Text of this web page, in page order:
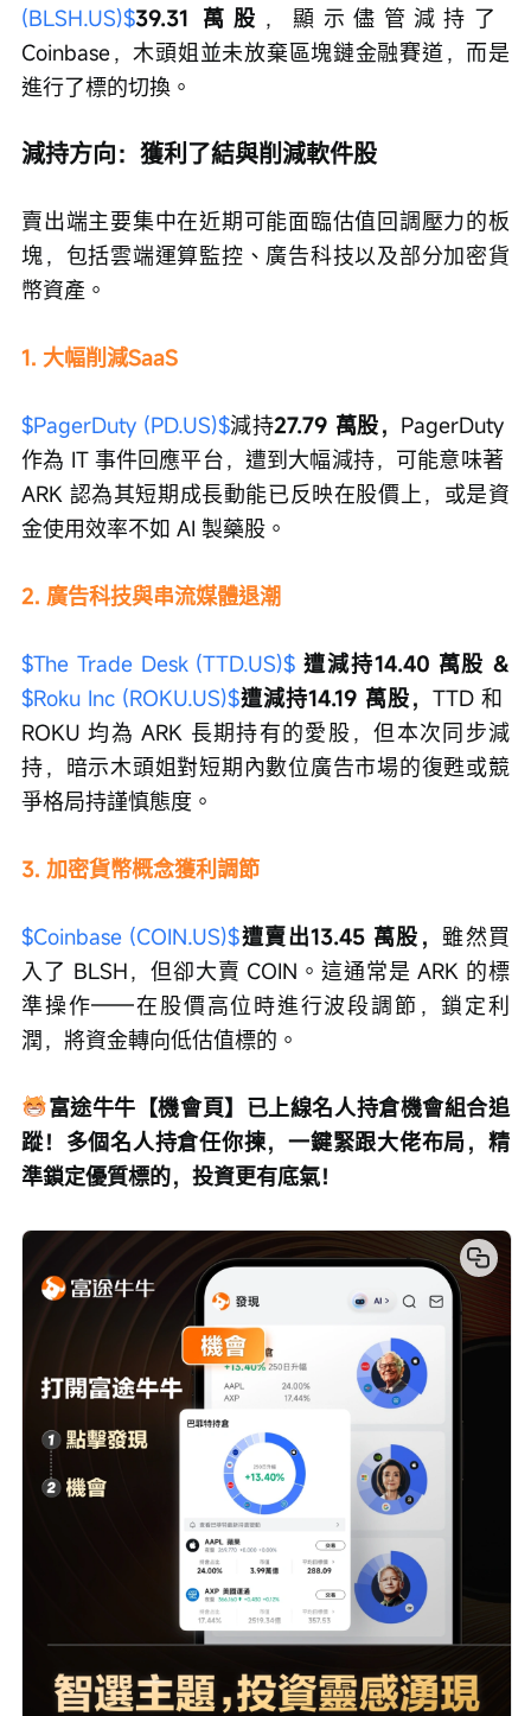
(BLSH.US)$39.31 萬股 ，顯示儘管減持了
Coinbase，木頭姐並未放棄區塊鏈金融賽道，而是
進行了標的切換。
減持方向：獲利了結與削減軟件股
賣出端主要集中在近期可能面臨估值回調壓力的板
塊，包括雲端運算監控、廣告科技以及部分加密貨
幣資產。
1. 大幅削減SaaS
$PagerDuty (PD.US)$減持27.79 萬股， PagerDuty
作為 IT 事件回應平台，遭到大幅減持，可能意味著
ARK 認為其短期成長動能已反映在股價上，或是資
金使用效率不如 AI 製藥股。
2. 廣告科技與串流媒體退潮
$The Trade Desk (TTD.US)$ 遭減持14.40 萬股 &
$Roku Inc (ROKU.US)$遭減持14.19 萬股， TTD 和
ROKU 均為 ARK 長期持有的愛股，但本次同步減
持，暗示木頭姐對短期內數位廣告市場的復甦或競
爭格局持謹慎態度。
3. 加密貨幣概念獲利調節
$Coinbase (COIN.US)$遭賣出13.45 萬股，雖然買
入了 BLSH，但卻大賣 COIN。這通常是 ARK 的標
準操作——在股價高位時進行波段調節，鎖定利
潤，將資金轉向低估值標的。
富途牛牛【機會頁】已上線名人持倉機會組合追
蹤！多個名人持倉任你揀，一鍵緊跟大佬布局，精
準鎖定優質標的，投資更有底氣！